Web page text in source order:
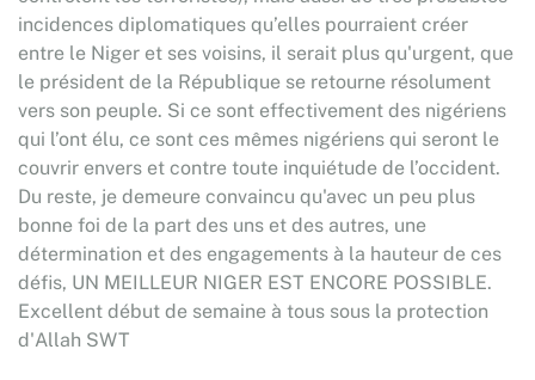
incidences diplomatiques qu’elles pourraient créer
entre le Niger et ses voisins, il serait plus qu'urgent, que
le président de la République se retourne résolument
vers son peuple. Si ce sont effectivement des nigériens
qui l’ont élu, ce sont ces mêmes nigériens qui seront le
couvrir envers et contre toute inquiétude de l’occident.
Du reste, je demeure convaincu qu'avec un peu plus
bonne foi de la part des uns et des autres, une
détermination et des engagements à la hauteur de ces
défis, UN MEILLEUR NIGER EST ENCORE POSSIBLE.
Excellent début de semaine à tous sous la protection
d'Allah SWT